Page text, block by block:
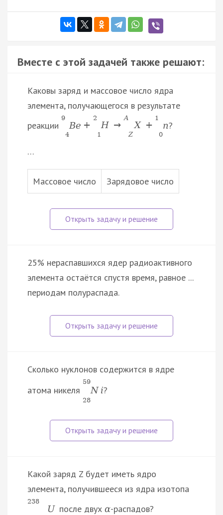
Вместе с этой задачей также решают:
Каковы заряд и массовое число ядра
элемента, получающегося в результате
реакции
9
4
Be +
2
1
H →
A
Z
X +
1
0
n?
…
Массовое число Зарядовое число
25% нераспавшихся ядер радиоактивного
элемента остаётся спустя время, равное ...
периодам полураспада.
Сколько нуклонов содержится в ядре
атома никеля
59
28
N i?
Какой заряд Z будет иметь ядро
элемента, получившееся из ядра изотопа
238
U после двухα-распадов?